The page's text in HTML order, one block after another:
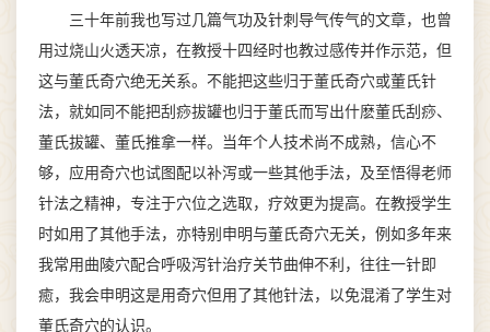
三十年前我也写过几篇气功及针刺导气传气的文章，也曾
用过烧山火透天凉，在教授十四经时也教过感传并作示范，但
这与董氏奇穴绝无关系。不能把这些归于董氏奇穴或董氏针
法，就如同不能把刮痧拔罐也归于董氏而写出什麽董氏刮痧、
董氏拔罐、董氏推拿一样。当年个人技术尚不成熟，信心不
够，应用奇穴也试图配以补泻或一些其他手法，及至悟得老师
针法之精神，专注于穴位之选取，疗效更为提高。在教授学生
时如用了其他手法，亦特别申明与董氏奇穴无关，例如多年来
我常用曲陵穴配合呼吸泻针治疗关节曲伸不利，往往一针即
癒，我会申明这是用奇穴但用了其他针法，以免混淆了学生对
董氏奇穴的认识。